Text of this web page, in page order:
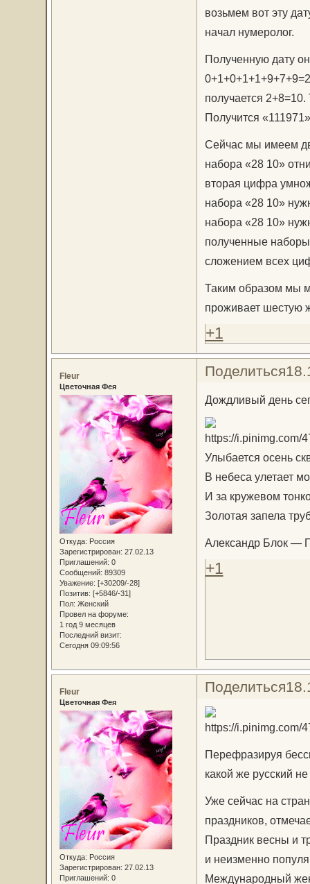
возьмем вот эту
начал нумеролог.
Полученную дату
получается
Получится
Сейчас мы имеем
набора «28 10»
вторая цифра
набора «28 10»
набора «28 10»
полученные
сложением всех
Таким образом мы
проживает шестую
+1
Поделиться
Fleur
Цветочная Фея
Откуда: Россия
Зарегистрирован: 27.02.13
Приглашений: 0
Сообщений: 89309
Уважение: [+30209/-28]
Позитив: [+5846/-31]
Пол: Женский
Провел на форуме:
1 год 9 месяцев
Последний визит:
Сегодня 09:09:56
Дождливый день
Улыбается осень
В небеса улетает
И за кружевом
Золотая запела
Александр Блок —
+1
Поделиться
Fleur
Цветочная Фея
Откуда: Россия
Зарегистрирован: 27.02.13
Приглашений: 0
Перефразируя
какой же русский
Уже сейчас на
праздников,
Праздник весны и
и неизменно
Международный